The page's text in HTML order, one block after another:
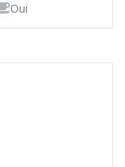
Oui